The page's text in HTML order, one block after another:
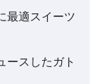
最適スイーツ
ースしたガト